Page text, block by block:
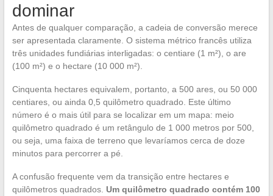
dominar
Antes de qualquer comparação, a cadeia de conversão merece
ser apresentada claramente. O sistema métrico francês utiliza
três unidades fundiárias interligadas: o centiare (1 m²), o are
(100 m²) e o hectare (10 000 m²).
Cinquenta hectares equivalem, portanto, a 500 ares, ou 50 000
centiares, ou ainda 0,5 quilômetro quadrado. Este último
número é o mais útil para se localizar em um mapa: meio
quilômetro quadrado é um retângulo de 1 000 metros por 500,
ou seja, uma faixa de terreno que levaríamos cerca de doze
minutos para percorrer a pé.
A confusão frequente vem da transição entre hectares e
quilômetros quadrados. Um quilômetro quadrado contém 100